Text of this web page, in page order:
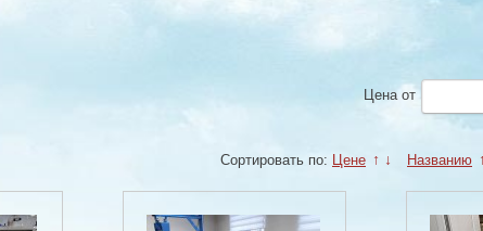
Ценаот
Сортировать по: Цене ↑ ↓ Названию ↑